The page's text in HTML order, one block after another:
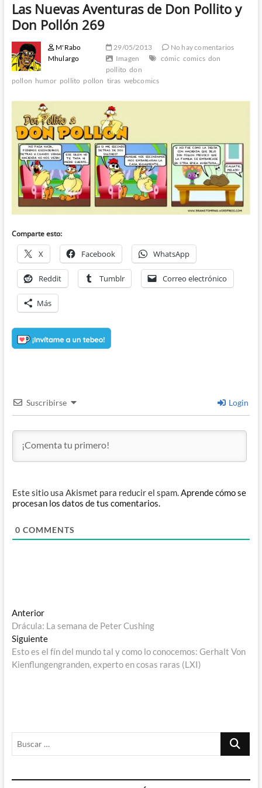
Las Nuevas Aventuras de Don Pollito y
Don Pollón 269
M'Rabo
Mhulargo
29/05/2013
No hay comentarios
Imagen
cómic comics don
pollito don
pollon humor pollito pollon tiras webcomics
Comparte esto:
X Facebook WhatsApp
Reddit Tumblr Correo electrónico
Más
Suscribirse Login
Este sitio usa Akismet para reducir el spam.Aprende cómo se
procesan los datos de tus comentarios.
0 COMMENTS
Navegación
de
entradas
AnteriorEntrada
anterior:
Drácula: La semana de Peter Cushing
SiguienteEntrada
siguiente:
Esto es el fín del mundo tal y como lo conocemos: Gerhalt Von
Kienflungengranden, experto en cosas raras (LXI)
Buscar